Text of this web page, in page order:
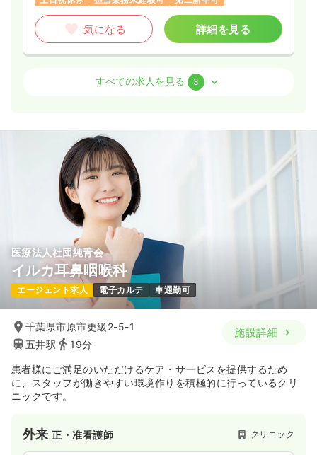
気になる 詳細を見る
正・准看護師
万円〜/年
※一例
9:00～18:00
土日休み
担当業務未経験可
年収400万円以上可
気になる
訪問看護正看護師 / 管理職
日勤のみ（常勤） 一時募集休止
給与 480万円〜/年
※一例
土日休み
担当業務未経験可
ブランク可
年収400万円以上可
すべての求人を見る 3
医療法人社団純青会
イルカ耳鼻咽喉科
エージェント求人 電子カルテ 車通勤可
千葉県市原市更級2-5-1
五井駅
19分
施設詳細
患者様にご満足のいただけるケア・サービスを提供するため
に、スタッフが働きやすい環境作りを積極的に行っているクリ
ニックです。
外来正・准看護師 クリニック